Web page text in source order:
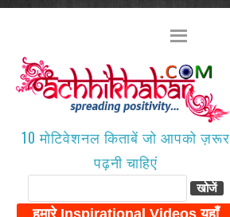
10 मोटिवेशनल किताबें जो आपको ज़रूर
पढ़नी चाहिएं